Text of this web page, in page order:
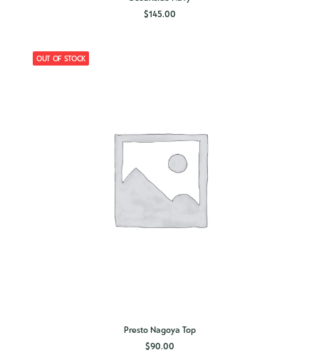
$145.00
OUT OF STOCK
SELECT OPTIONS
Presto Nagoya Top
$90.00